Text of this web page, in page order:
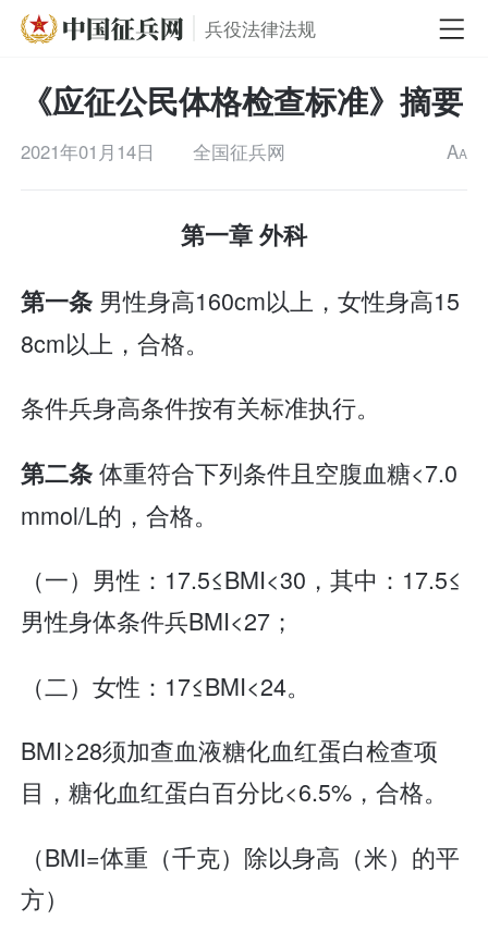
兵役法律法规
《应征公民体格检查标准》摘要
2021年01月14日 全国征兵网 AA
第一章 外科
第一条 男性身高160cm以上，女性身高15
8cm以上，合格。
条件兵身高条件按有关标准执行。
第二条体重符合下列条件且空腹血糖<7.0
mmol/L的，合格。
（一）男性：17.5≤BMI<30，其中：17.5≤
男性身体条件兵BMI<27；
（二）女性：17≤BMI<24。
BMI≥28须加查血液糖化血红蛋白检查项
目，糖化血红蛋白百分比<6.5%，合格。
（BMI=体重（千克）除以身高（米）的平
方）